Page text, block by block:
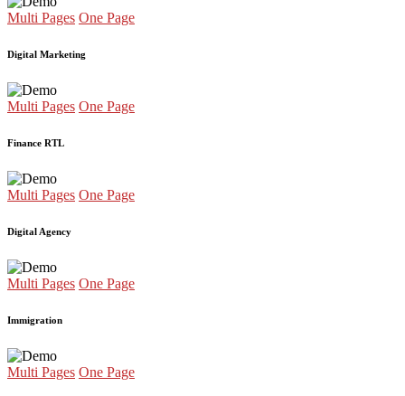
Multi Pages One Page
Digital Marketing
Multi Pages One Page
Finance RTL
Multi Pages One Page
Digital Agency
Multi Pages One Page
Immigration
Multi Pages One Page